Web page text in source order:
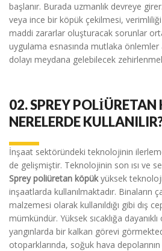
başlanır. Burada uzmanlık devreye
veya ince bir köpük çekilmesi,
maddi zararlar oluşturacak sorunlar
uygulama esnasında mutlaka önlemler
dolayı meydana gelebilecek
02.SPREY POLİÜRETAN
NERELERDE
İnşaat sektöründeki teknolojinin
de gelişmiştir. Teknolojinin son ısı ve
Sprey poliüretan köpükyüksek
inşaatlarda kullanılmaktadır. Binaların
malzemesi olarak kullanıldığı gibi dış
mümkündür. Yüksek sıcaklığa
yangınlarda bir kalkan görevi
otoparklarında, soğuk hava depolarının